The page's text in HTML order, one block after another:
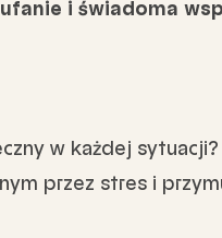
i świadoma
w każdej sytuacji?
przez stres i